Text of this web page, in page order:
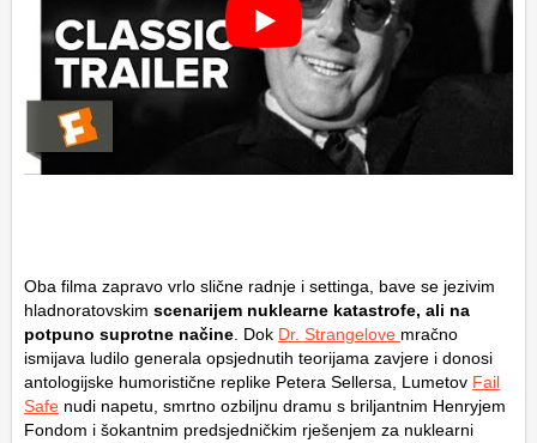
Oba filma zapravo vrlo slične radnje i settinga, bave se jezivim
hladnoratovskim scenarijem nuklearne katastrofe, ali na
potpuno suprotne načine. Dok Dr. Strangelove mračno
ismijava ludilo generala opsjednutih teorijama zavjere i donosi
antologijske humoristične replike Petera Sellersa, Lumetov Fail
Safe nudi napetu, smrtno ozbiljnu dramu s briljantnim Henryjem
Fondom i šokantnim predsjedničkim rješenjem za nuklearni